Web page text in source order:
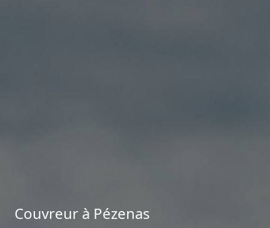
Couvreur à Pézenas